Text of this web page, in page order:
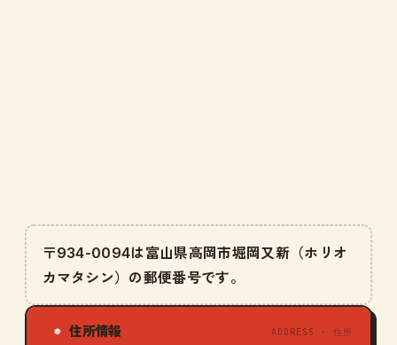
〒934-0094は富山県高岡市堀岡又新（ホリオ
カマタシン）の郵便番号です。
◉ 住所情報 ADDRESS · 住所